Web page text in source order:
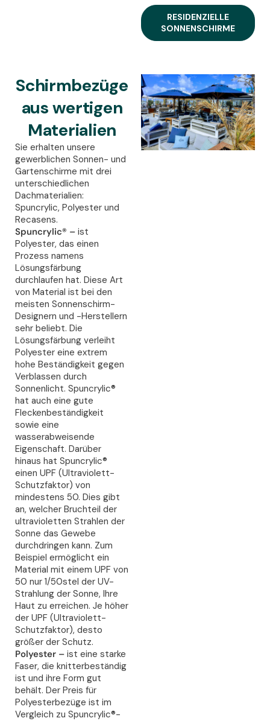
RESIDENZIELLE
SONNENSCHIRME
Schirmbezüge
aus wertigen
Materialien
Sie erhalten unsere
gewerblichen Sonnen- und
Gartenschirme mit drei
unterschiedlichen
Dachmaterialien:
Spuncrylic, Polyester und
Recasens.
Spuncrylic® – ist
Polyester, das einen
Prozess namens
Lösungsfärbung
durchlaufen hat. Diese Art
von Material ist bei den
meisten Sonnenschirm-
Designern und -Herstellern
sehr beliebt. Die
Lösungsfärbung verleiht
Polyester eine extrem
hohe Beständigkeit gegen
Verblassen durch
Sonnenlicht. Spuncrylic®
hat auch eine gute
Fleckenbeständigkeit
sowie eine
wasserabweisende
Eigenschaft. Darüber
hinaus hat Spuncrylic®
einen UPF (Ultraviolett-
Schutzfaktor) von
mindestens 50. Dies gibt
an, welcher Bruchteil der
ultravioletten Strahlen der
Sonne das Gewebe
durchdringen kann. Zum
Beispiel ermöglicht ein
Material mit einem UPF von
50 nur 1/50stel der UV-
Strahlung der Sonne, Ihre
Haut zu erreichen. Je höher
der UPF (Ultraviolett-
Schutzfaktor), desto
größer der Schutz.
Polyester – ist eine starke
Faser, die knitterbeständig
ist und ihre Form gut
behält. Der Preis für
Polyesterbezüge ist im
Vergleich zu Spuncrylic®-